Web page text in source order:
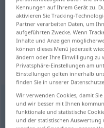
Übersetzung
"Feier"
„Feier“:
Feierf <Feier;-n>
Übersicht aller
Kennungen auf Ihrem Gerät zu.
aktivieren Sie Tracking-
Partner verarbeiten Daten, um
aufgeführten Zwecke. Wenn
Inhalte und Anzeigen
können dieses Menü jederzeit
ändern oder Ihre Einwilligung zu
Privatsphäre-Einstellungen am
Einstellungen gelten innerhalb
finden Sie in unserer
Wir verwenden Cookies, damit
und wir besser mit Ihnen
funktionale und statistische
und der statistischen